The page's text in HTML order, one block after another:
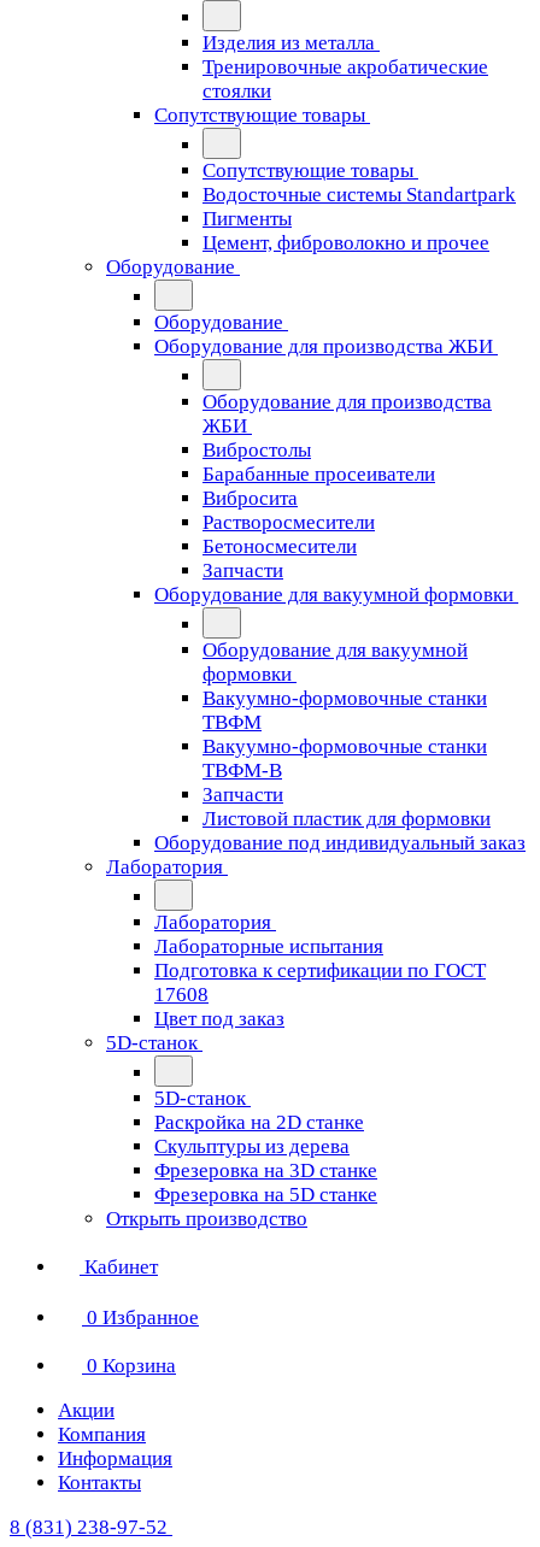
Изделия из металла
Тренировочные акробатические
стоялки
Сопутствующие товары
Сопутствующие товары
Водосточные системы Standartpark
Пигменты
Цемент, фиброволокно и прочее
Оборудование
Оборудование
Оборудование для производства ЖБИ
Оборудование для производства
ЖБИ
Вибростолы
Барабанные просеиватели
Вибросита
Растворосмесители
Бетоносмесители
Запчасти
Оборудование для вакуумной формовки
Оборудование для вакуумной
формовки
Вакуумно-формовочные станки
ТВФМ
Вакуумно-формовочные станки
ТВФМ-В
Запчасти
Листовой пластик для формовки
Оборудование под индивидуальный заказ
Лаборатория
Лаборатория
Лабораторные испытания
Подготовка к сертификации по ГОСТ
17608
Цвет под заказ
5D-станок
5D-станок
Раскройка на 2D станке
Скульптуры из дерева
Фрезеровка на 3D станке
Фрезеровка на 5D станке
Открыть производство
Кабинет
0 Избранное
0 Корзина
Акции
Компания
Информация
Контакты
8 (831) 238-97-52